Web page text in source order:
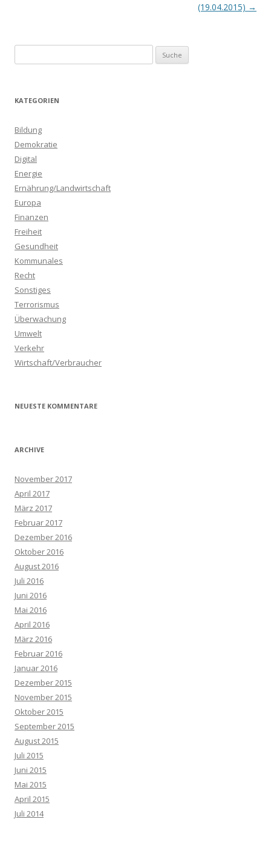
(19.04.2015) →
u
h
n
a
c
h
:
KATEGORIEN
Bildung
Demokratie
Digital
Energie
Ernährung/Landwirtschaft
Europa
Finanzen
Freiheit
Gesundheit
Kommunales
Recht
Sonstiges
Terrorismus
Überwachung
Umwelt
Verkehr
Wirtschaft/Verbraucher
NEUESTE KOMMENTARE
ARCHIVE
November 2017
April 2017
März 2017
Februar 2017
Dezember 2016
Oktober 2016
August 2016
Juli 2016
Juni 2016
Mai 2016
April 2016
März 2016
Februar 2016
Januar 2016
Dezember 2015
November 2015
Oktober 2015
September 2015
August 2015
Juli 2015
Juni 2015
Mai 2015
April 2015
Juli 2014